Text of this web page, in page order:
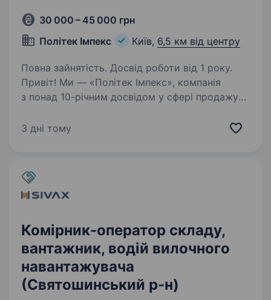
30 000 – 45 000 грн
Політек Імпекс
Київ, 6,5 км від центру
Повна зайнятість. Досвід роботи від 1 року.
Привіт! Ми — «Політек Імпекс», компанія
з понад 10-річним досвідом у сфері продажу
підйомної техніки в Києві. Якщо ти хочеш
3 дні тому
Комірник-оператор складу,
вантажник, водій вилочного
навантажувача
(Святошинський р-н)